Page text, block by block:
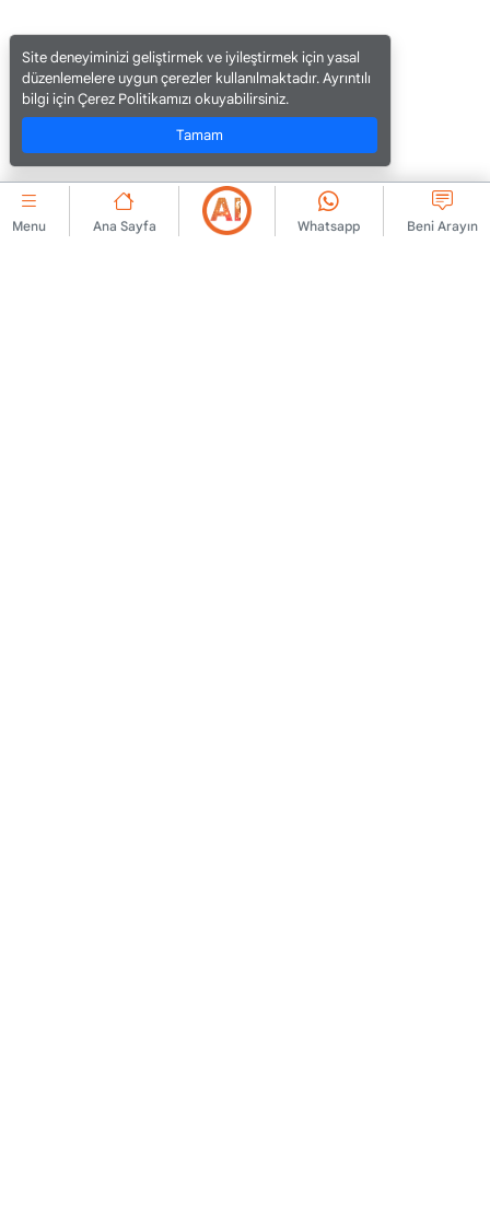
Menu Ana Sayfa Whatsapp Beni Arayın
Site deneyiminizi geliştirmek ve iyileştirmek için yasal
düzenlemelere uygun çerezler kullanılmaktadır. Ayrıntılı
bilgi için Çerez Politikamızı okuyabilirsiniz.
Tamam